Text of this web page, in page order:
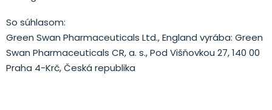
So súhlasom:
Green Swan Pharmaceuticals Ltd., England vyrába: Green
Swan Pharmaceuticals CR, a. s., Pod Višňovkou 27, 140 00
Praha 4-Krč, Česká republika